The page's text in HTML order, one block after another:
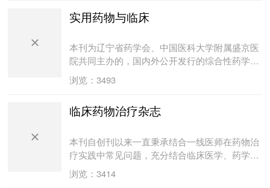
望”、“专家述评”、“21世纪中医发展战略研
法”、“科技之窗”、”“理论研究”、“临床研究”、“经
典著作”、“中医药实验研究”、“中药化学”、“制剂
实用药物与临床
本刊为辽宁省药学会、中国医科大学附属盛京医
院共同主办的，国内外公开发行的综合性药学学
术刊物。本刊为月刊，大16开本，64页码，双月
10日出版，邮发代号：8-36。本刊以普及与提高
谈、论著、药物与临床、临床药学、安全用药、
规、文献分析等。本刊读者群主要包括各极医院
的临床医护人员、药房、药厂、医药科研院所及
浏览：3493
临床药物治疗杂志
本刊自创刊以来一直秉承结合一线医师在药物治
疗实践中常见问题，充分结合临床医学、药学专
家的优势，详尽介绍著名临床医学、药学专家用
药心得，循证医学的最新进展以及国内外最新临
浏览：3414